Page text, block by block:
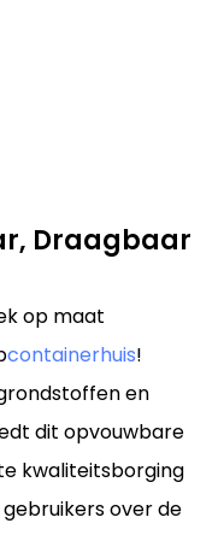
Draagbaar
op maat
containerhuis!
en
dit opvouwbare
kwaliteitsborging
over de